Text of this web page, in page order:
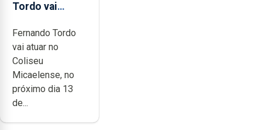
Tordo vai
anos de
carreira no
Coliseu
Micaelense
Fernando Tordo
vai atuar no
Coliseu
Micaelense, no
próximo dia 13
de...